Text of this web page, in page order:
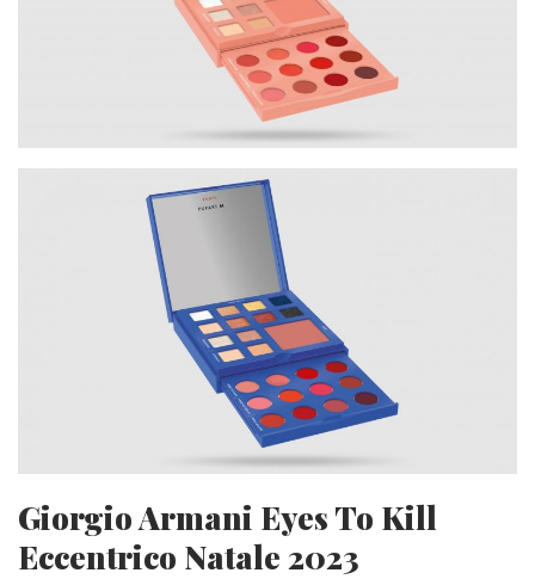
Giorgio Armani Eyes To Kill
Eccentrico Natale 2023